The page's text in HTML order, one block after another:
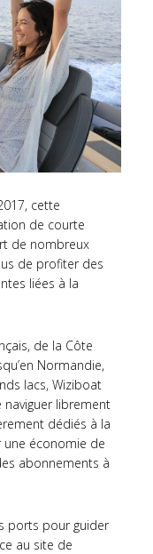
cette
de courte
de nombreux
de profiter des
liées à la
de la Côte
Normandie,
lacs, Wiziboat
librement
dédiés à la
économie de
abonnements à
ports pour guider
au site de